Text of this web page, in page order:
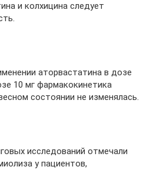
и колхицина следует
аторвастатина в дозе
10 мг фармакокинетика
состоянии не изменялась.
исследований отмечали
у пациентов,